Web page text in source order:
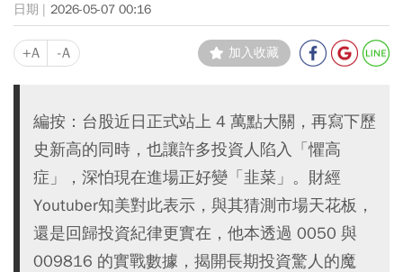
2026-05-07 00:16
+A -A 加入收藏
編按：台股近日正式站上 4 萬點大關，再寫下歷
史新高的同時，也讓許多投資人陷入「懼高
症」，深怕現在進場正好變「韭菜」。財經
Youtuber知美對此表示，與其猜測市場天花板，
還是回歸投資紀律更實在，他本透過 0050 與
009816 的實戰數據，揭開長期投資驚人的魔